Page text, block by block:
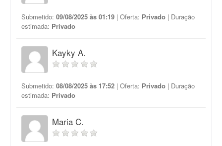
Submetido: 09/08/2025 às 01:19 | Oferta: Privado | Duração
estimada: Privado
Kayky A.
Submetido: 08/08/2025 às 17:52 | Oferta: Privado | Duração
estimada: Privado
Maria C.